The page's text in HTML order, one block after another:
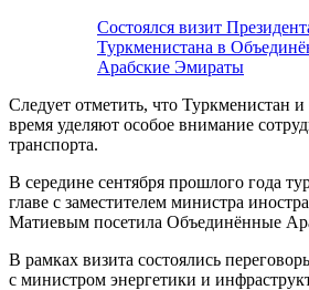
Состоялся визит
Туркменистана в
Арабские Эмираты
Следует отметить, что Туркменистан
время уделяют особое внимание
транспорта.
В середине сентября прошлого года
главе с заместителем министра
Матиевым посетила Объединённые
В рамках визита состоялись
с министром энергетики и